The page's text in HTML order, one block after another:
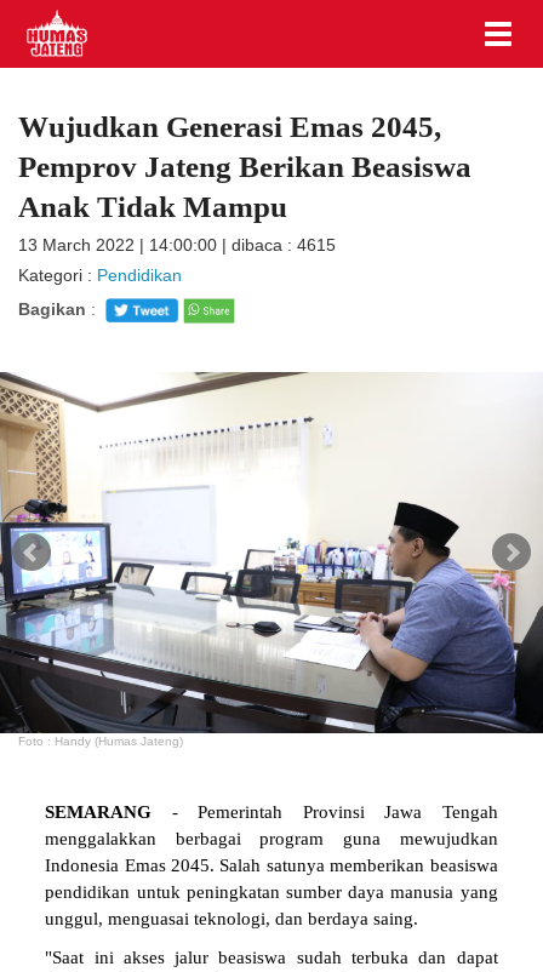
Wujudkan Generasi Emas 2045,
Pemprov Jateng Berikan Beasiswa
Anak Tidak Mampu
13 March 2022 | 14:00:00 | dibaca : 4615
Kategori : Pendidikan
Bagikan :
Foto : Handy (Humas Jateng)
SEMARANG - Pemerintah Provinsi Jawa Tengah
menggalakkan berbagai program guna mewujudkan
Indonesia Emas 2045. Salah satunya memberikan beasiswa
pendidikan untuk peningkatan sumber daya manusia yang
unggul, menguasai teknologi, dan berdaya saing.
"Saat ini akses jalur beasiswa sudah terbuka dan dapat